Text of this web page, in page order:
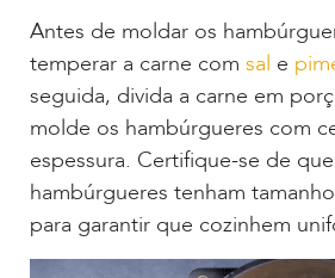
Antes de moldar os
temperar a carne com sal e
seguida, divida a carne em
molde os hambúrgueres com
espessura. Certifique-se de
hambúrgueres tenham
para garantir que cozinhem